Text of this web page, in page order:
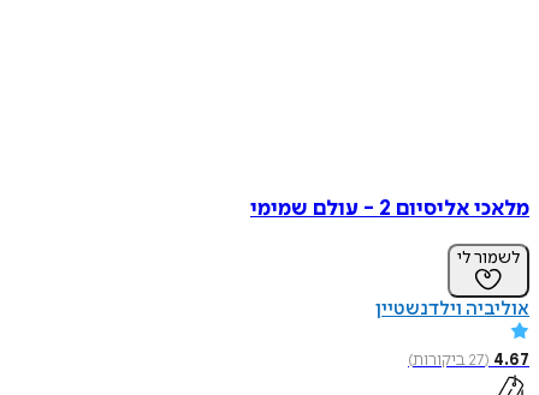
מלאכי אליסיום 2 - עולם שמימי
לשמור לי
אוליביה וילדנשטיין
4.67
(
27ביקורות)